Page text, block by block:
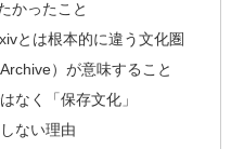
かったこと
とは根本的に違う文化圏
）が意味すること
なく「保存文化」
ない理由